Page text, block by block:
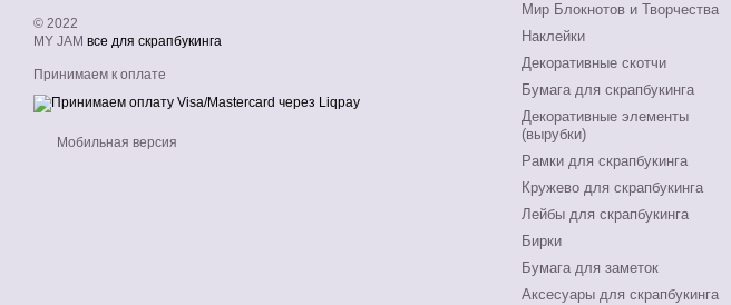
© 2022
MY JAM все для скрапбукинга
Принимаем к оплате
Мобильная версия
Мир Блокнотов и Творчества
Наклейки
Декоративные скотчи
Бумага для скрапбукинга
Декоративные элементы
(вырубки)
Рамки для скрапбукинга
Кружево для скрапбукинга
Лейбы для скрапбукинга
Бирки
Бумага для заметок
Аксесуары для скрапбукинга